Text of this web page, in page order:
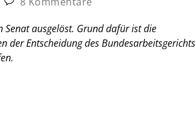
ausgelöst. Grund dafür ist die
der Entscheidung des Bundesarbeitsgerichts